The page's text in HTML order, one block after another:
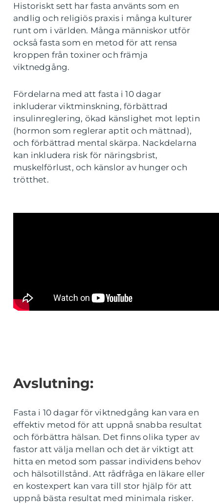
Historiskt sett har fasta använts som en
andlig och religiös praxis i många kulturer
runt om i världen. Många människor utför
också fasta som en metod för att rensa
kroppen från toxiner och främja
viktnedgång.
Fördelarna med att fasta i 10 dagar
inkluderar viktminskning, förbättrad
insulinreglering, ökad känslighet mot leptin
(hormon som reglerar aptit och mättnad),
och förbättrad mental skärpa. Nackdelarna
kan inkludera risk för näringsbrist,
muskelförlust, och känslor av hunger och
trötthet.
Avslutning:
Fasta i 10 dagar för viktnedgång kan vara en
effektiv metod för att uppnå snabba resultat
och förbättra hälsan. Det finns olika typer av
fastor att välja mellan och det är viktigt att
hitta en metod som passar individens behov
och hälsotillstånd. Att rådfråga en läkare eller
en kostexpert kan vara till stor hjälp för att
uppnå bästa resultat med minimala risker.